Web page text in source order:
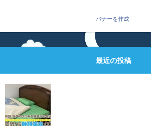
バナーを作成
最近の投稿